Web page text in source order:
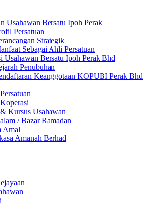
Usahawan Bersatu Ipoh Perak
Persatuan
Strategik
Sebagai Ahli Persatuan
Usahawan Bersatu Ipoh Perak Bhd
Penubuhan
Keanggotaan KOPUBI Perak Bhd
Kursus Usahawan
/ Bazar Ramadan
Amal
Amanah Berhad